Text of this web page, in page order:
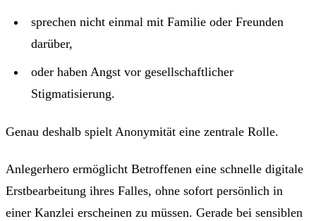
sprechen nicht einmal mit Familie oder Freunden
darüber,
oder haben Angst vor gesellschaftlicher
Stigmatisierung.
Genau deshalb spielt Anonymität eine zentrale Rolle.
Anlegerhero ermöglicht Betroffenen eine schnelle digitale
Erstbearbeitung ihres Falles, ohne sofort persönlich in
einer Kanzlei erscheinen zu müssen. Gerade bei sensiblen